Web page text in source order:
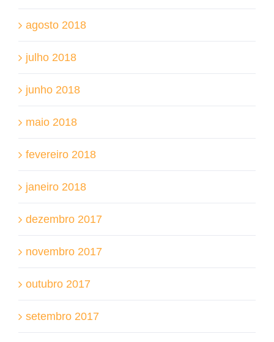
agosto 2018
julho 2018
junho 2018
maio 2018
fevereiro 2018
janeiro 2018
dezembro 2017
novembro 2017
outubro 2017
setembro 2017